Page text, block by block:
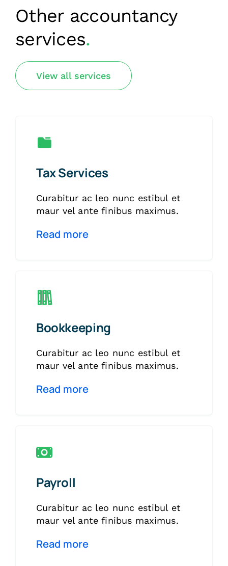
Other accountancy
services.
View all services
Tax Services
Curabitur ac leo nunc estibul et
maur vel ante finibus maximus.
Read more
Bookkeeping
Curabitur ac leo nunc estibul et
maur vel ante finibus maximus.
Read more
Payroll
Curabitur ac leo nunc estibul et
maur vel ante finibus maximus.
Read more